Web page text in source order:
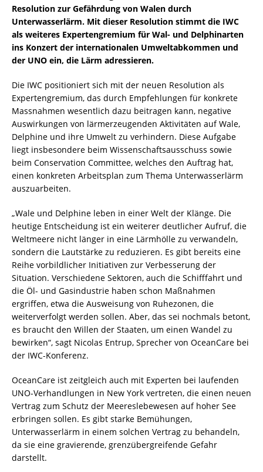
Resolution zur Gefährdung von Walen durch
Unterwasserlärm. Mit dieser Resolution stimmt die IWC
als weiteres Expertengremium für Wal- und Delphinarten
ins Konzert der internationalen Umweltabkommen und
der UNO ein, die Lärm adressieren.
Die IWC positioniert sich mit der neuen Resolution als
Expertengremium, das durch Empfehlungen für konkrete
Massnahmen wesentlich dazu beitragen kann, negative
Auswirkungen von lärmerzeugenden Aktivitäten auf Wale,
Delphine und ihre Umwelt zu verhindern. Diese Aufgabe
liegt insbesondere beim Wissenschaftsausschuss sowie
beim Conservation Committee, welches den Auftrag hat,
einen konkreten Arbeitsplan zum Thema Unterwasserlärm
auszuarbeiten.
„Wale und Delphine leben in einer Welt der Klänge. Die
heutige Entscheidung ist ein weiterer deutlicher Aufruf, die
Weltmeere nicht länger in eine Lärmhölle zu verwandeln,
sondern die Lautstärke zu reduzieren. Es gibt bereits eine
Reihe vorbildlicher Initiativen zur Verbesserung der
Situation. Verschiedene Sektoren, auch die Schifffahrt und
die Öl- und Gasindustrie haben schon Maßnahmen
ergriffen, etwa die Ausweisung von Ruhezonen, die
weiterverfolgt werden sollen. Aber, das sei nochmals betont,
es braucht den Willen der Staaten, um einen Wandel zu
bewirken“, sagt Nicolas Entrup, Sprecher von OceanCare bei
der IWC-Konferenz.
OceanCare ist zeitgleich auch mit Experten bei laufenden
UNO-Verhandlungen in New York vertreten, die einen neuen
Vertrag zum Schutz der Meereslebewesen auf hoher See
erbringen sollen. Es gibt starke Bemühungen,
Unterwasserlärm in einem solchen Vertrag zu behandeln,
da sie eine gravierende, grenzübergreifende Gefahr
darstellt.